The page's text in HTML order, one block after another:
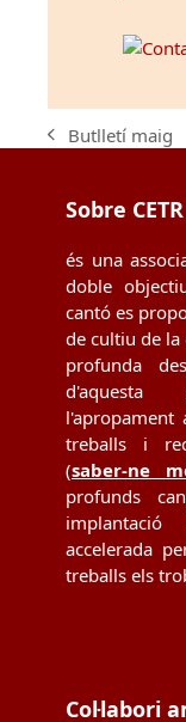
previous
Butlletí maig
Sobre CETR
és una
doble
cantó es
de cultiu de
profunda
d'aquesta
l'apropament
treballs i
(saber-ne
profunds
accelerada
treballs els
Col·labori